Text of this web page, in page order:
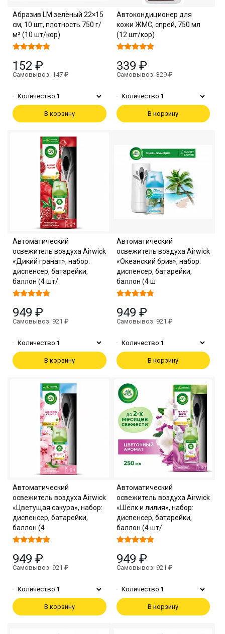
Абразив LM зелёный 22×15
см, 10 шт, плотность 750 г/
м² (10 шт/кор)
152 ₽
Самовывоз: 147 ₽
Количество:1
В корзину
Автокондиционер для
кожи ЖМС, спрей, 750 мл
(12 шт/кор)
339 ₽
Самовывоз: 329 ₽
Количество:1
В корзину
Автоматический
освежитель воздуха Airwick
«Дикий гранат», набор:
диспенсер, батарейки,
баллон (4 шт/
949 ₽
Самовывоз: 921 ₽
Количество:1
В корзину
Автоматический
освежитель воздуха Airwick
«Океанский бриз», набор:
диспенсер, батарейки,
баллон (4 ш
949 ₽
Самовывоз: 921 ₽
Количество:1
В корзину
Автоматический
освежитель воздуха Airwick
«Цветущая сакура», набор:
диспенсер, батарейки,
баллон (4
949 ₽
Самовывоз: 921 ₽
Количество:1
В корзину
Автоматический
освежитель воздуха Airwick
«Шёлк и лилия», набор:
диспенсер, батарейки,
баллон (4 шт/
949 ₽
Самовывоз: 921 ₽
Количество:1
В корзину